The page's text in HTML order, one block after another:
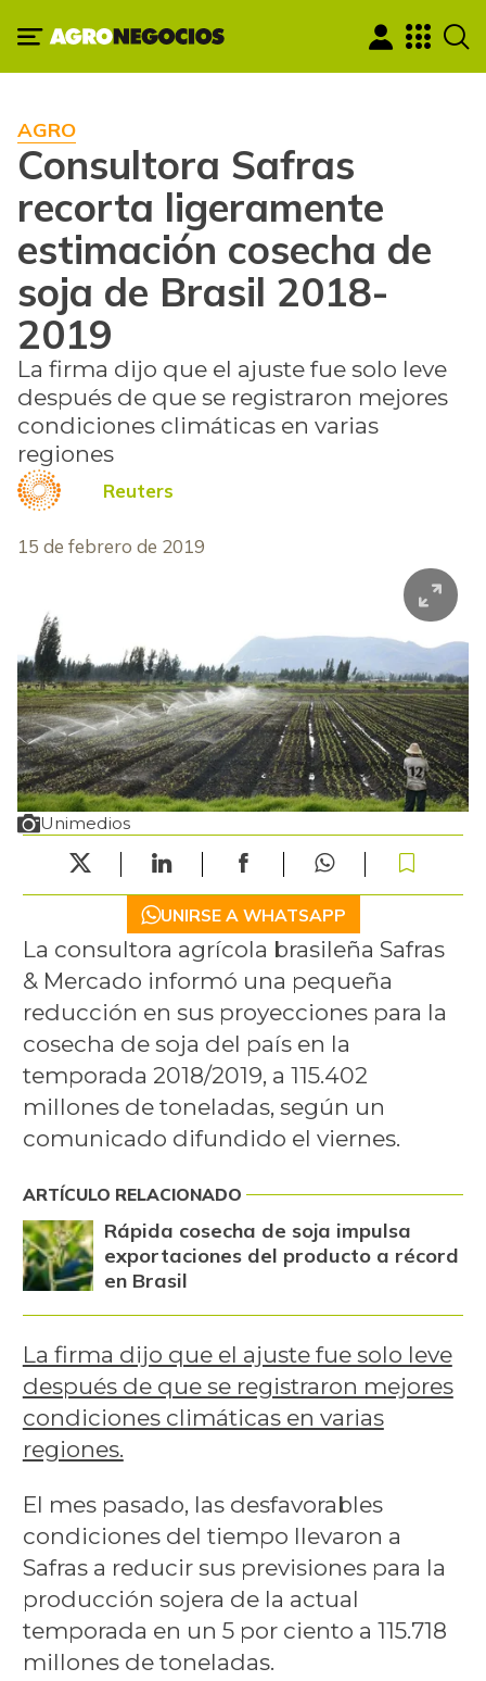
AGRO
Consultora Safras
recorta ligeramente
estimación cosecha de
soja de Brasil 2018-
2019
La firma dijo que el ajuste fue solo leve
después de que se registraron mejores
condiciones climáticas en varias
regiones
Reuters
15 de febrero de 2019
Unimedios
UNIRSE A WHATSAPP
La consultora agrícola brasileña Safras
& Mercado informó una pequeña
reducción en sus proyecciones para la
cosecha de soja del país en la
temporada 2018/2019, a 115.402
millones de toneladas, según un
comunicado difundido el viernes.
ARTÍCULO RELACIONADO
Rápida cosecha de soja impulsa
exportaciones del producto a récord
en Brasil
La firma dijo que el ajuste fue solo leve
después de que se registraron mejores
condiciones climáticas en varias
regiones.
El mes pasado, las desfavorables
condiciones del tiempo llevaron a
Safras a reducir sus previsiones para la
producción sojera de la actual
temporada en un 5 por ciento a 115.718
millones de toneladas.